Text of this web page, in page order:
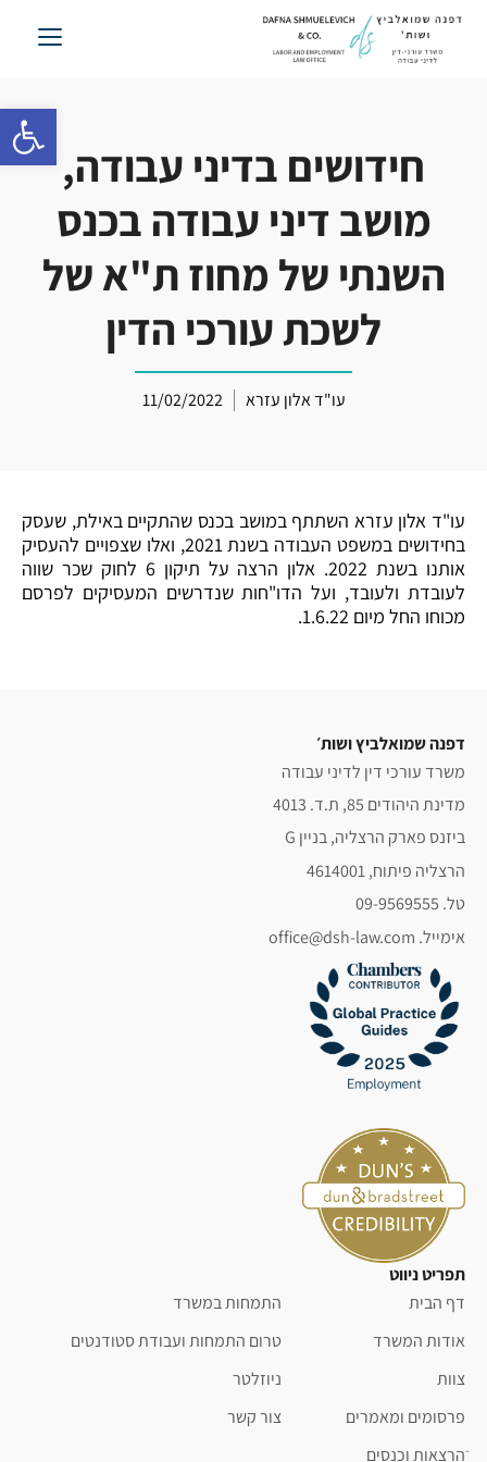
פתח
דלג
חידושים בדיני עבודה,
מושב דיני עבודה בכנס
השנתי של מחוז ת"א של
לשכת עורכי הדין
עו"ד אלון עזרא 11/02/2022
עו"ד אלון עזרא השתתף במושב בכנס שהתקיים באילת, שעסק
בחידושים במשפט העבודה בשנת 2021, ואלו שצפויים להעסיק
אותנו בשנת 2022. אלון הרצה על תיקון 6 לחוק שכר שווה
לעובדת ולעובד, ועל הדו"חות שנדרשים המעסיקים לפרסם
מכוחו החל מיום 1.6.22.
דפנה שמואלביץ ושות׳
משרד עורכי דין לדיני עבודה
מדינת היהודים 85, ת.ד. 4013
ביזנס פארק הרצליה, בניין G
הרצליה פיתוח, 4614001
טל. 09-9569555
אימייל. office@dsh-law.com
תפריט ניווט
דף הבית
אודות המשרד
צוות
פרסומים ומאמרים
ֿהרצאות וכנסים
התמחות במשרד
טרום התמחות ועבודת סטודנטים
ניוזלטר
צור קשר